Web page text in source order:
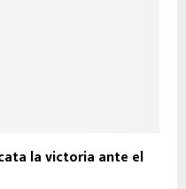
la victoria ante el